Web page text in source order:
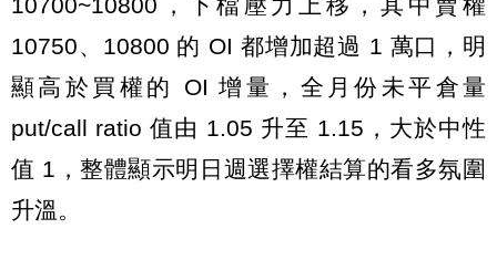
10700~10800，下檔壓力上移，其中賣權
10750、10800 的 OI 都增加超過 1 萬口，明
顯高於買權的 OI 增量，全月份未平倉量
put/call ratio 值由 1.05 升至 1.15，大於中性
值 1，整體顯示明日週選擇權結算的看多氛圍
升溫。